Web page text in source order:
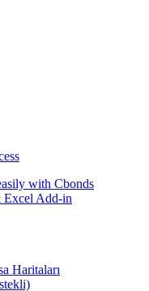
with Cbonds
Excel Add-in
Haritaları